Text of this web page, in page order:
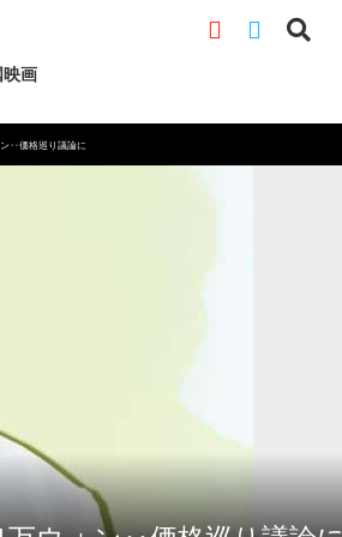
映画
ン‥価格巡り議論に